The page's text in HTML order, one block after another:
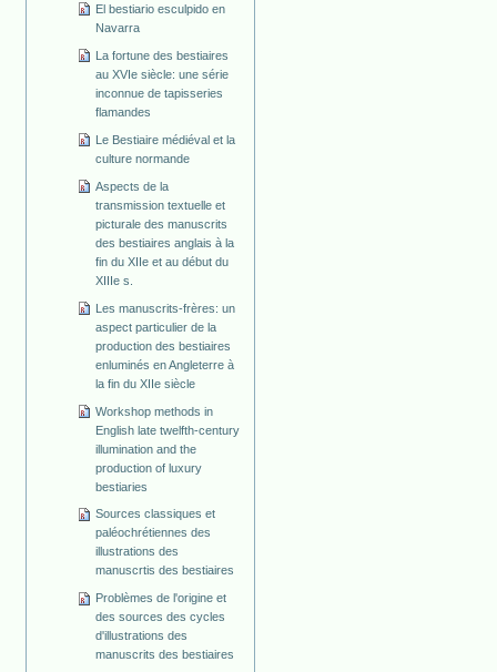
El bestiario esculpido en
Navarra
La fortune des bestiaires
au XVIe siècle: une série
inconnue de tapisseries
flamandes
Le Bestiaire médiéval et la
culture normande
Aspects de la
transmission textuelle et
picturale des manuscrits
des bestiaires anglais à la
fin du XIIe et au début du
XIIIe s.
Les manuscrits-frères: un
aspect particulier de la
production des bestiaires
enluminés en Angleterre à
la fin du XIIe siècle
Workshop methods in
English late twelfth-century
illumination and the
production of luxury
bestiaries
Sources classiques et
paléochrétiennes des
illustrations des
manuscrtis des bestiaires
Problèmes de l'origine et
des sources des cycles
d'illustrations des
manuscrits des bestiaires